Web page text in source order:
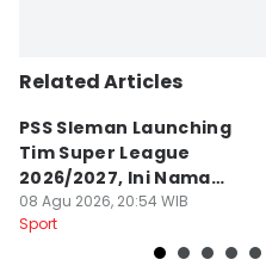
Related Articles
PSS Sleman Launching
Tim Super League
2026/2027, Ini Nama
Para Pemain
08 Agu 2026, 20:54 WIB
Sport